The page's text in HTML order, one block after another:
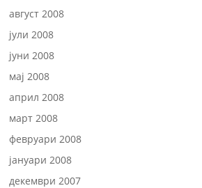
август 2008
јули 2008
јуни 2008
мај 2008
април 2008
март 2008
февруари 2008
јануари 2008
декември 2007